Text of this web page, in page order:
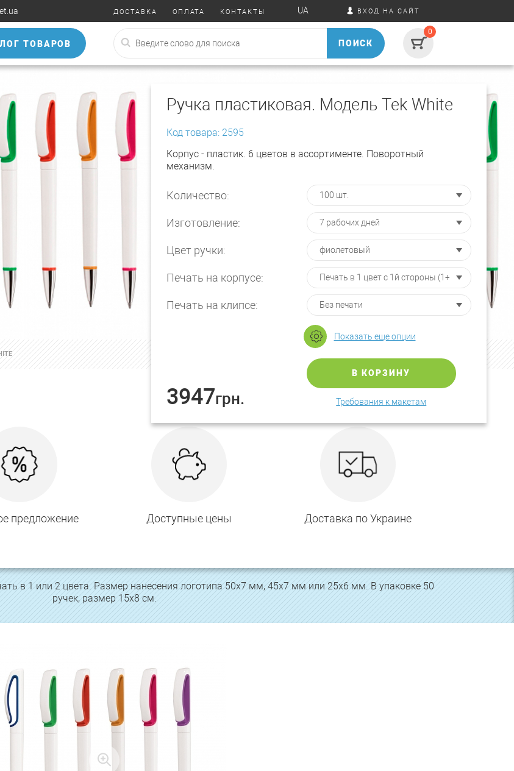
ДОСТАВКА ОПЛАТА КОНТАКТЫ UA ВХОД НА САЙТ
ТОВАРОВ ПОИСК
0
Ручка пластиковая. Модель Tek White
Код товара: 2595
Корпус - пластик. 6 цветов в ассортименте. Поворотный
механизм.
Количество:
Изготовление:
Цвет ручки:
Печать на корпусе:
Печать на клипсе:
Показать еще опции
3947грн.
В КОРЗИНУ
Требования к макетам
предложение Доступные цены Доставка по Украине
в 1 или 2 цвета. Размер нанесения логотипа 50х7 мм, 45х7 мм или 25х6 мм. В упаковке 50
ручек, размер 15х8 см.